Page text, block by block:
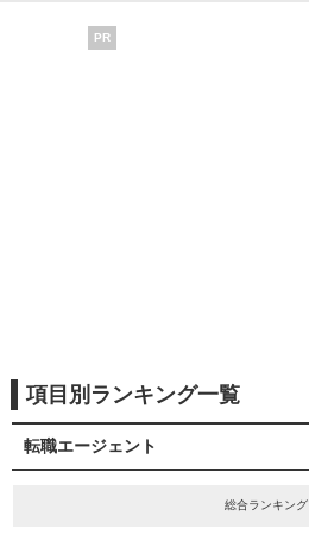
PR
項目別ランキング一覧
転職エージェント
総合ランキング